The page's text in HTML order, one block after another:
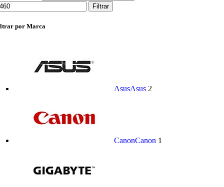
Filtrar
por Marca
AsusAsus 2
CanonCanon 1